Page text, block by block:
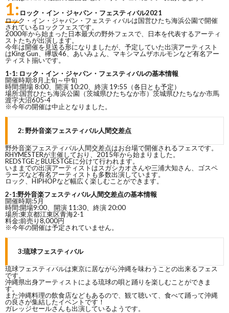
1: ロック・イン・ジャパン・フェスティバル2021
ロック・イン・ジャパン・フェスティバルは国営ひたち海浜公園で開催
されているロックフェスです。
2000年から始まった日本最大の野外フェスで、日本を代表するアーティ
ストたちが出演します。
今年は開催を見送る形になりましたが、予定していた出演アーティスト
はKing Gun、欅坂46、あいみょん、マキシマムザホルモンなど有名アー
ティスト揃いです。
1-1: ロック・イン・ジャパン・フェスティバルの基本情報
開催時期:8月上旬～中旬
時間:開場 8:00、開演 10:20、終演 19:55（各日とも予定）
場所:国営ひたち海浜公園（茨城県ひたちなか市）茨城県ひたちなか市馬
渡字大沼605-4
※今年の開催は中止となりました。
2: 野外音楽フェスティバル人間交差点
野外音楽フェスティバル人間交差点はお台場で開催されるフェスです。
RHYMESTERが主催しており、2015年から始まりました。
REDSTGEとBLUESTGEに分けて行われます。
いままでの出演アーティストはスガシカオさんや三浦大知さん、ゴスペ
ラーズなど有名アーティストも多数出演しています。
ロック、HIPHOPなど幅広く楽しむことができます。
2-1:野外音楽フェスティバル人間交差点の基本情報
開催時期:5月
時間:開場9:00、開演 11:30、終演 20:00
場所:東京都江東区青海2-1
料金:前売り8,000円
※今年の開催は予定されていません。
3:琉球フェスティバル
琉球フェスティバルは東京に居ながら沖縄を味わうことの出来るフェス
です。
沖縄県出身アーティストによる琉球の唄と踊りを楽しむことができま
す。
また沖縄料理の飲食店などもあるので、観て聴いて、食べて踊って沖縄
の良さが集結したイベントです！
ガレッジセールさんも出演しているようです。